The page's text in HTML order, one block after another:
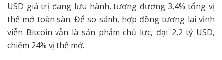
USD giá trị đang lưu hành, tương đương 3,4% tổng vị
thế mở toàn sàn. Để so sánh, hợp đồng tương lai vĩnh
viễn Bitcoin vẫn là sản phẩm chủ lực, đạt 2,2 tỷ USD,
chiếm 24% vị thế mở.